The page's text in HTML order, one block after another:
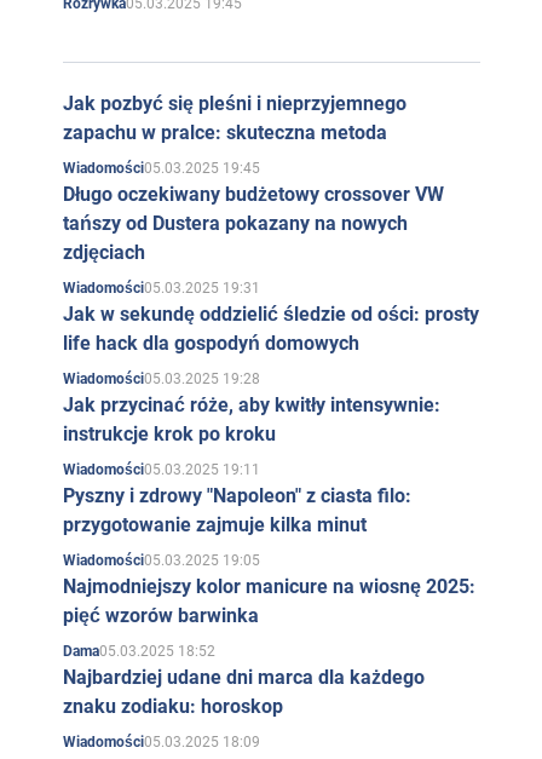
Rozrywka
Jak pozbyć się pleśni i nieprzyjemnego
zapachu w pralce: skuteczna metoda
Wiadomości05.03.2025 19:45
Długo oczekiwany budżetowy crossover VW
tańszy od Dustera pokazany na nowych
zdjęciach
Wiadomości05.03.2025 19:31
Jak w sekundę oddzielić śledzie od ości: prosty
life hack dla gospodyń domowych
Wiadomości05.03.2025 19:28
Jak przycinać róże, aby kwitły intensywnie:
instrukcje krok po kroku
Wiadomości05.03.2025 19:11
Pyszny i zdrowy "Napoleon" z ciasta filo:
przygotowanie zajmuje kilka minut
Wiadomości05.03.2025 19:05
Najmodniejszy kolor manicure na wiosnę 2025:
pięć wzorów barwinka
Dama05.03.2025 18:52
Najbardziej udane dni marca dla każdego
znaku zodiaku: horoskop
Wiadomości05.03.2025 18:09